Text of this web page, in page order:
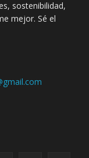
sostenibilidad,
mejor. Sé el